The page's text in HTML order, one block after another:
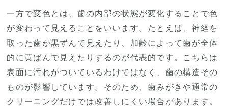
一方で変色とは、歯の内部の状態が変化することで色
が変わって見えることをいいます。たとえば、神経を
取った歯が黒ずんで見えたり、加齢によって歯が全体
的に黄ばんで見えたりするのが代表的です。こちらは
表面に汚れがついているわけではなく、歯の構造その
ものが影響しています。そのため、歯みがきや通常の
クリーニングだけでは改善しにくい場合があります。